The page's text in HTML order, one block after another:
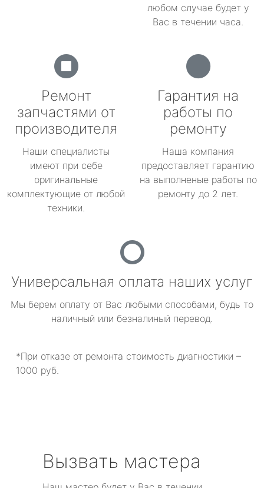
любом случае будет у
Вас в течении часа.
Ремонт
запчастями от
производителя
Наши специалисты
имеют при себе
оригинальные
комплектующие от любой
техники.
Гарантия на
работы по
ремонту
Наша компания
предоставляет гарантию
на выполненые работы по
ремонту до 2 лет.
Универсальная оплата наших услуг
Мы берем оплату от Вас любыми способами, будь то
наличный или безналиный перевод.
*При отказе от ремонта стоимость диагностики –
1000 руб.
Вызвать мастера